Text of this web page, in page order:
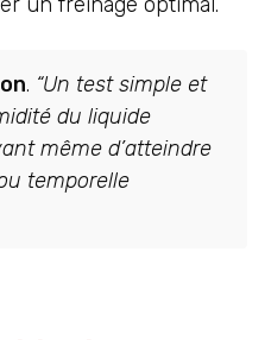
. “Un test simple et
du liquide
même d’atteindre
temporelle